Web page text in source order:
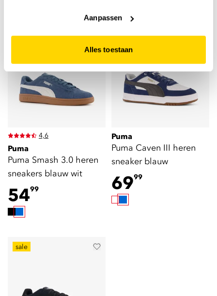
website niet optimaal functioneert.
Aanpassen
Alles toestaan
4,6
Puma
Puma Smash 3.0 heren
sneakers blauw wit
5499
Puma
Puma Caven III heren
sneaker blauw
6999
sale